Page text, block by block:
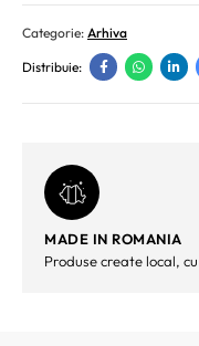
Categorie: Arhiva
Distribuie:
MADE IN ROMANIA
Produse create local,